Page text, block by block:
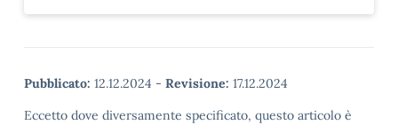
Pubblicato: 12.12.2024 - Revisione: 17.12.2024
Eccetto dove diversamente specificato, questo articolo è